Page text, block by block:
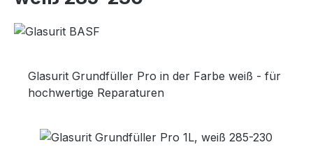
Glasurit Grundfüller Pro in der Farbe weiß - für
hochwertige Reparaturen
Bildergalerie überspringen